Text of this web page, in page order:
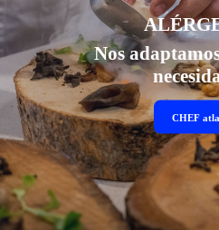
Nos
CHEF